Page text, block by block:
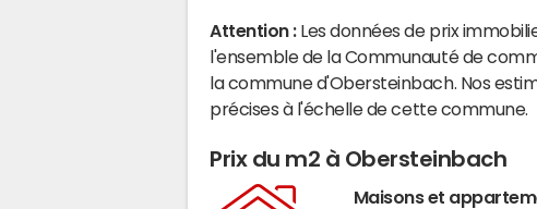
Attention : Les données de prix
l'ensemble de la Communauté de
la commune d'Obersteinbach. Nos
précises à l'échelle de cette commune.
Prix du m2 à Obersteinbach
Maisons et